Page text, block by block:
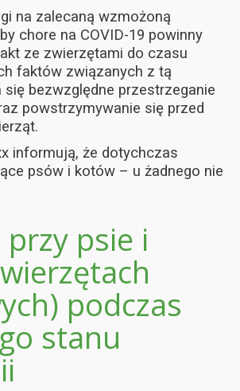
na zalecaną wzmożoną
chore na COVID-19 powinny
ze zwierzętami do czasu
faktów związanych z tą
się bezwzględne przestrzeganie
powstrzymywanie się przed
informują, że dotychczas
psów i kotów – u żadnego nie
przy psie i
podczas
stanu